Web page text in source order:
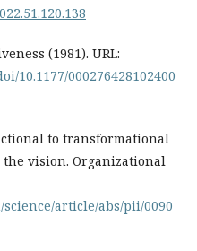
(1981). URL:
10.1177/000276428102400
to transformational
vision. Organizational
article/abs/pii/0090